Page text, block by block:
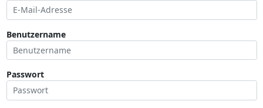
Benutzername
Passwort